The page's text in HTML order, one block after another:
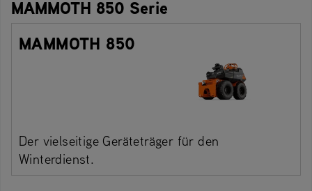
MAMMOTH 850 Serie
MAMMOTH 850
Der vielseitige Geräteträger für den
Winterdienst.